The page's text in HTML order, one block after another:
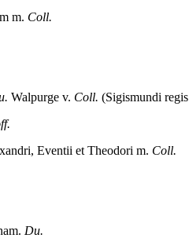
m. Coll.
Walpurge v. Coll. (Sigismundi regis
Eventii et Theodori m. Coll.
Du.